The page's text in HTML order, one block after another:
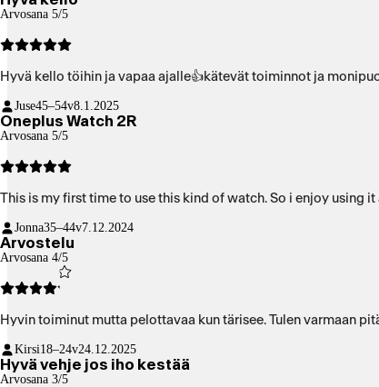
Arvosana 5/5
Hyvä kello töihin ja vapaa ajalle👍kätevät toiminnot ja
Juse45–54v8.1.2025
Oneplus Watch 2R
Arvosana 5/5
This is my first time to
Jonna35–44v7.12.2024
Arvostelu
Arvosana 4/5
Hyvin toiminut mutta pelottavaa kun tärisee.
Kirsi18–24v24.12.2025
Hyvä vehje jos iho kestää
Arvosana 3/5